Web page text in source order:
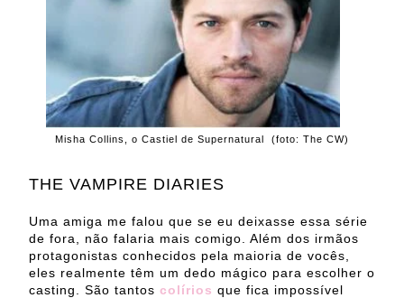
Misha Collins, o Castiel de Supernatural (foto: The CW)
THE VAMPIRE DIARIES
Uma amiga me falou que se eu deixasse essa série
de fora, não falaria mais comigo. Além dos irmãos
protagonistas conhecidos pela maioria de vocês,
eles realmente têm um dedo mágico para escolher o
casting. São tantos colírios que fica impossível